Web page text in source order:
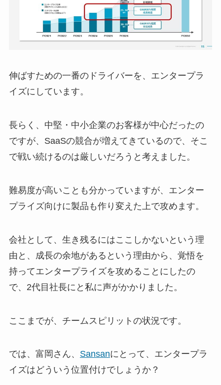
伸ばすための一番のドライバーを、エンタープラ
イズにしています。
長らく、中堅・中小企業のお客様が中心だったの
ですが、SaaSの競合が増えてきているので、そこ
で戦い続けるのは厳しいだろうと考えました。
難易度が高いことも分かっていますが、エンター
プライズ向けに製品も作り変えた上で攻めます。
会社として、生き残るにはここしかないという理
由と、成長の余地があるという理由から、覚悟を
持ってエンタープライズを攻めることにしたの
で、2代目社長にと私に声がかかりました。
ここまでが、チームスピリットの状況です。
では、富岡さん、 Sansanにとって、エンタープラ
イズはどういう位置付けでしょうか？